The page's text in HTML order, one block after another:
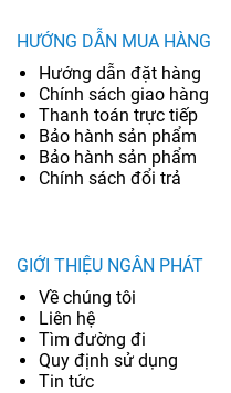
HƯỚNG DẪN MUA HÀNG
Hướng dẫn đặt hàng
Chính sách giao hàng
Thanh toán trực tiếp
Bảo hành sản phẩm
Bảo hành sản phẩm
Chính sách đổi trả
GIỚI THIỆU NGÂN PHÁT
Về chúng tôi
Liên hệ
Tìm đường đi
Quy định sử dụng
Tin tức